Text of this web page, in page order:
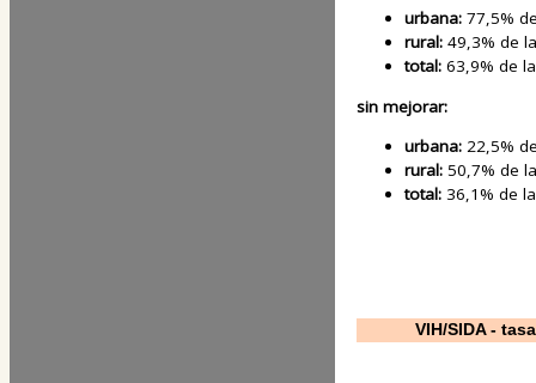
urbana: 77,5%
rural: 49,3% de
total: 63,9% de
sin mejorar:
urbana: 22,5%
rural: 50,7% de
total: 36,1% de
VIH/SIDA -